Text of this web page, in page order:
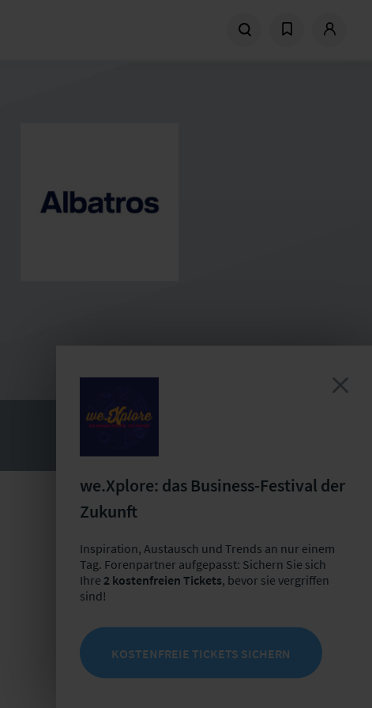
we.Xplore: das Business-Festival der
Zukunft
Inspiration, Austausch und Trends an nur einem
Tag. Forenpartner aufgepasst: Sichern Sie sich
Ihre 2 kostenfreien Tickets, bevor sie vergriffen
sind!
KOSTENFREIE TICKETS SICHERN